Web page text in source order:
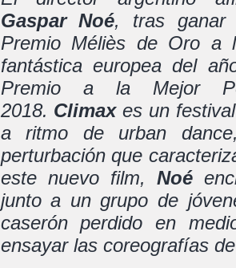
Gaspar Noé, tras ganar
Premio Méliès de Oro a
fantástica europea del
Premio a la Mejor
2018. Climaxes un
a ritmo de urban
perturbación que
este nuevo film,Noé
junto a un grupo de
caserón perdido en
ensayar las coreografías